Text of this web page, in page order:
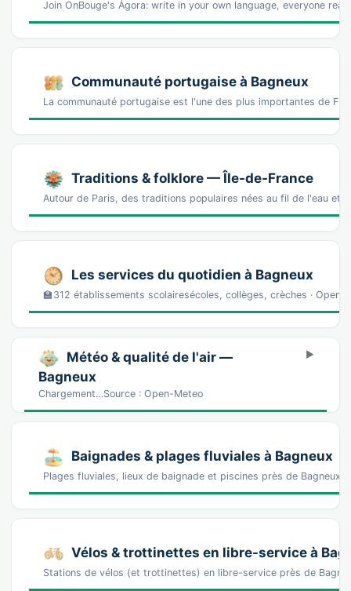
Join OnBouge's Ágora: write in your own language, everyone
Communauté portugaise à Bagneux
La communauté portugaise est l'une des plus importantes de
Traditions & folklore — Île-de-France
Autour de Paris, des traditions populaires nées au fil de l'eau et
Les services du quotidien à Bagneux
🏫312 établissements scolairesécoles, collèges, crèches ·
Météo & qualité de l'air —
Bagneux
Chargement…Source : Open-Meteo
Baignades & plages fluviales à Bagneux
Plages fluviales, lieux de baignade et piscines près de Bagneux
Vélos & trottinettes en libre-service à
Stations de vélos (et trottinettes) en libre-service près de